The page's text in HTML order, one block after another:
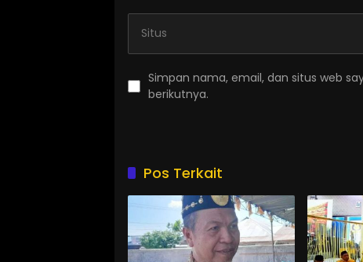
Simpan nama, email, dan situs web
berikutnya.
Pos Terkait